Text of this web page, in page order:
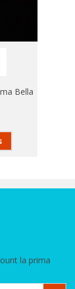
Bella
la prima